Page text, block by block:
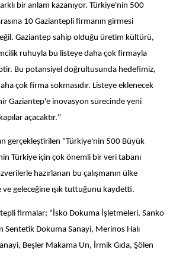
bir anlam kazanıyor. Türkiye'nin 500
10 Gaziantepli firmanın girmesi
Gaziantep sahip olduğu üretim kültürü,
ruhuyla bu listeye daha çok firmayla
Bu potansiyel doğrultusunda hedefimiz,
çok firma sokmasıdır. Listeye eklenecek
Gaziantep'e inovasyon sürecinde yeni
açacaktır."
gerçekleştirilen "Türkiye'nin 500 Büyük
Türkiye için çok önemli bir veri tabanı
hazırlanan bu çalışmanın ülke
geleceğine ışık tuttuğunu kaydetti.
firmalar; "İsko Dokuma İşletmeleri, Sanko
Sentetik Dokuma Sanayi, Merinos Halı
Beşler Makama Un, İrmik Gıda, Şölen